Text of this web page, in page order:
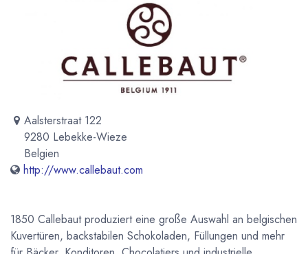
Aalsterstraat 122
9280 Lebekke-Wieze
Belgien
http://www.callebaut.com
1850 Callebaut produziert eine große Auswahl an belgischen
Kuvertüren, backstabilen Schokoladen, Füllungen und mehr